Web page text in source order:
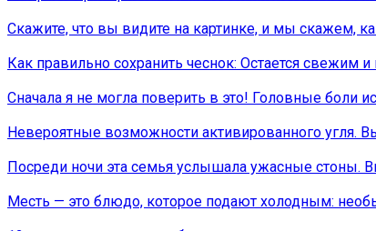
Скажите, что вы видите на картинке, и мы скажем,
Как правильно сохранить чеснок: Остается свежим и
Сначала я не могла поверить в это! Головные боли
Невероятные возможности активированного угля.
Посреди ночи эта семья услышала ужасные стоны.
Месть — это блюдо, которое подают холодным: